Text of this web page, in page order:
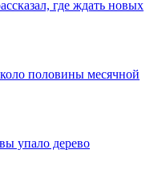
где ждать новых
половины месячной
упало дерево